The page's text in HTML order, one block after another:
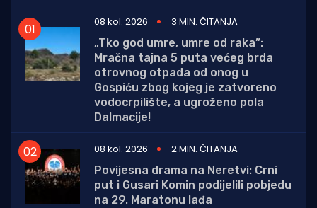
08 kol. 2026
3 MIN. ČITANJA
„Tko god umre, umre od raka”:
Mračna tajna 5 puta većeg brda
otrovnog otpada od onog u
Gospiću zbog kojeg je zatvoreno
vodocrpilište, a ugroženo pola
Dalmacije!
08 kol. 2026
2 MIN. ČITANJA
Povijesna drama na Neretvi: Crni
put i Gusari Komin podijelili pobjedu
na 29. Maratonu lađa